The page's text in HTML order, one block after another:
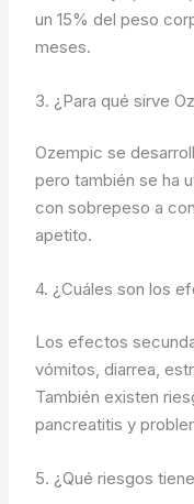
un 15% del peso
meses.
3. ¿Para qué sirve
Ozempic se
pero también se ha
con sobrepeso a
apetito.
4. ¿Cuáles son los
Los efectos
vómitos, diarrea,
También existen
pancreatitis y
5. ¿Qué riesgos